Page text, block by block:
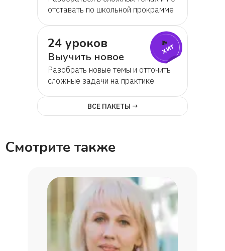
отставать по школьной прокрамме
24 уроков
Выучить новое
Разобрать новые темы и отточить
сложные задачи на практике
🔥
хит
ВСЕ ПАКЕТЫ →
Смотрите также